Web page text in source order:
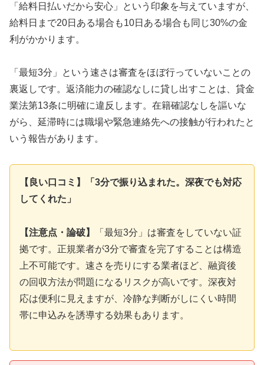
「給料日払いだから安心」という印象を与えていますが、
給料日まで20日ある場合も10日ある場合も同じ30%の金
利がかかります。
「最短3分」という速さは審査をほぼ行っていないことの
裏返しです。返済能力の確認なしに貸し出すことは、貸金
業法第13条に明確に違反します。在籍確認なしを謳いな
がら、延滞時には職場や緊急連絡先への接触が行われたと
いう報告があります。
【良い口コミ】「3分で振り込まれた。深夜でも対応
してくれた」
【注意点・論破】
「最短3分」は審査をしていない証
拠です。正規業者が3分で審査を完了することは構造
上不可能です。速さを売りにする業者ほど、融資後
の回収方法が問題になるリスクが高いです。深夜対
応は便利に見えますが、冷静な判断がしにくい時間
帯に申込みを誘導する効果もあります。